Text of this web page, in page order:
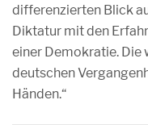
differenzierten Blick
Diktatur mit den
einer Demokratie.
deutschen
Händen.“